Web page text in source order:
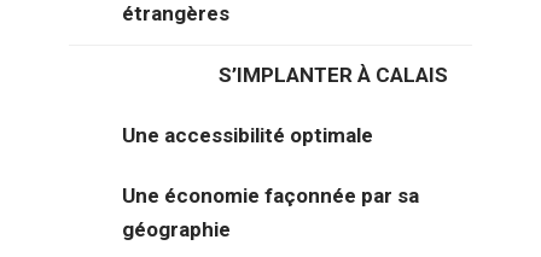
étrangères
S’IMPLANTER À CALAIS
Une accessibilité optimale
Une économie façonnée par sa
géographie
Description générale du bien
minutes des axes autoroutiers A16 et A26, ce local
d’activités polyvalent de 225 m² est proposé à la location.